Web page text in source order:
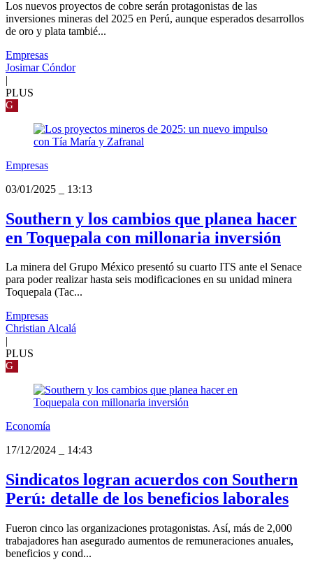
Los nuevos proyectos de cobre serán protagonistas de las
inversiones mineras del 2025 en Perú, aunque esperados desarrollos
de oro y plata tambié...
Empresas
Josimar Cóndor
|
PLUS
G
Empresas
03/01/2025
13:13
Southern y los cambios que planea hacer
en Toquepala con millonaria inversión
La minera del Grupo México presentó su cuarto ITS ante el Senace
para poder realizar hasta seis modificaciones en su unidad minera
Toquepala (Tac...
Empresas
Christian Alcalá
PLUS
G
Economía
17/12/2024
14:43
Sindicatos logran acuerdos con Southern
Perú: detalle de los beneficios laborales
Fueron cinco las organizaciones protagonistas. Así, más de 2,000
trabajadores han asegurado aumentos de remuneraciones anuales,
beneficios y cond...